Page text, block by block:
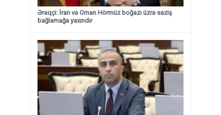
Əraqçi: İran və Oman Hörmüz boğazı üzrə saziş
bağlamağa yaxındır